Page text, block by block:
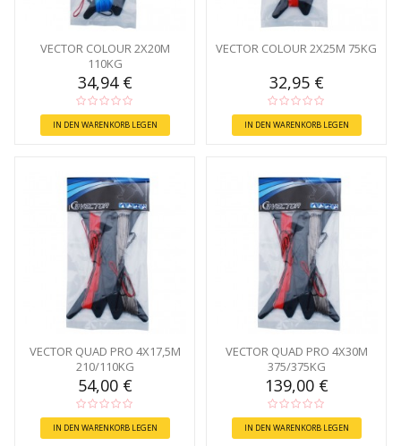
VECTOR COLOUR 2X20M
110KG
34,94 €
IN DEN WARENKORB LEGEN
VECTOR COLOUR 2X25M 75KG
32,95 €
IN DEN WARENKORB LEGEN
VECTOR QUAD PRO 4X17,5M
210/110KG
54,00 €
IN DEN WARENKORB LEGEN
VECTOR QUAD PRO 4X30M
375/375KG
139,00 €
IN DEN WARENKORB LEGEN